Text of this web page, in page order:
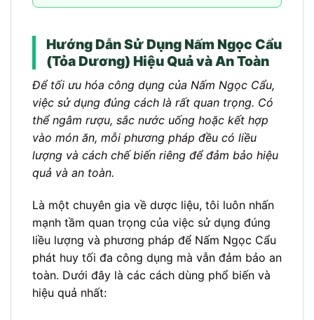
Hướng Dẫn Sử Dụng Nấm Ngọc Cẩu
(Tỏa Dương) Hiệu Quả và An Toàn
Để tối ưu hóa công dụng của Nấm Ngọc Cẩu,
việc sử dụng đúng cách là rất quan trọng. Có
thể ngâm rượu, sắc nước uống hoặc kết hợp
vào món ăn, mỗi phương pháp đều có liều
lượng và cách chế biến riêng để đảm bảo hiệu
quả và an toàn.
Là một chuyên gia về dược liệu, tôi luôn nhấn
mạnh tầm quan trọng của việc sử dụng đúng
liều lượng và phương pháp để Nấm Ngọc Cẩu
phát huy tối đa công dụng mà vẫn đảm bảo an
toàn. Dưới đây là các cách dùng phổ biến và
hiệu quả nhất: